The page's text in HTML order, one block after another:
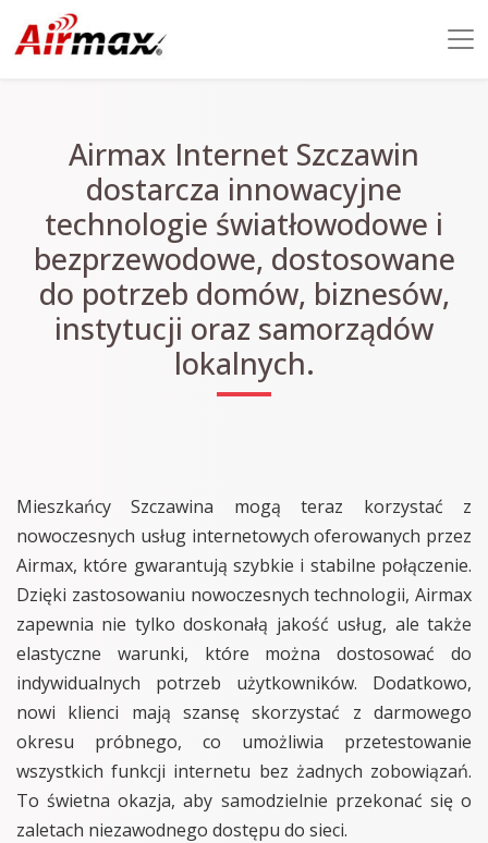
Airmax Internet Szczawin
dostarcza innowacyjne
technologie światłowodowe i
bezprzewodowe, dostosowane
do potrzeb domów, biznesów,
instytucji oraz samorządów
lokalnych.
Mieszkańcy Szczawina mogą teraz korzystać z
nowoczesnych usług internetowych oferowanych przez
Airmax, które gwarantują szybkie i stabilne połączenie.
Dzięki zastosowaniu nowoczesnych technologii, Airmax
zapewnia nie tylko doskonałą jakość usług, ale także
elastyczne warunki, które można dostosować do
indywidualnych potrzeb użytkowników. Dodatkowo,
nowi klienci mają szansę skorzystać z darmowego
okresu próbnego, co umożliwia przetestowanie
wszystkich funkcji internetu bez żadnych zobowiązań.
To świetna okazja, aby samodzielnie przekonać się o
zaletach niezawodnego dostępu do sieci.